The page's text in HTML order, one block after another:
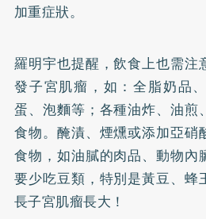
加重症狀。
羅明宇也提醒，飲食上也需注
發子宮肌瘤，如：全脂奶品
蛋、泡麵等；各種油炸、油煎
食物。醃漬、煙燻或添加亞硝
食物，如油膩的肉品、動物內
要少吃豆類，特別是黃豆、蜂
長子宮肌瘤長大！